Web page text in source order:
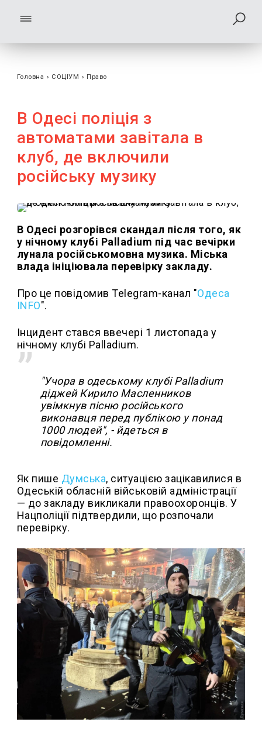
Головна › СОЦІУМ › Право
В Одесі поліція з
автоматами завітала в
клуб, де включили
російську музику
В Одесі розгорівся скандал після того, як
у нічному клубі Palladium під час вечірки
лунала російськомовна музика. Міська
влада ініціювала перевірку закладу.
Про це повідомив Telegram-канал "Одеса
INFO".
Інцидент стався ввечері 1 листопада у
нічному клубі Palladium.
"Учора в одеському клубі Palladium
діджей Кирило Масленников
увімкнув пісню російського
виконавця перед публікою у понад
1000 людей", - йдеться в
повідомленні.
Як пише Думська, ситуацією зацікавилися в
Одеській обласній військовій адміністрації
— до закладу викликали правоохоронців. У
Нацполіції підтвердили, що розпочали
перевірку.